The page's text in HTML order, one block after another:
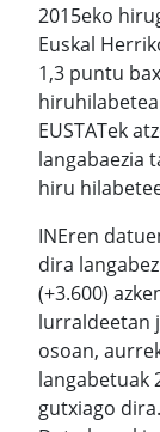
2015eko
Euskal
1,3 puntu
EUSTATek
langabaezia
hiru
INEren
dira
(+3.600)
lurraldeetan
osoan,
langabetuak
gutxiago dira.